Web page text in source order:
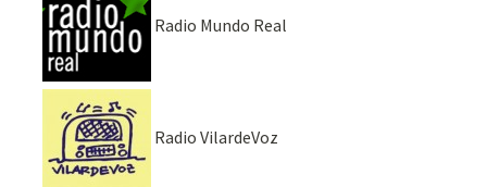
Radio Mundo Real
Radio VilardeVoz